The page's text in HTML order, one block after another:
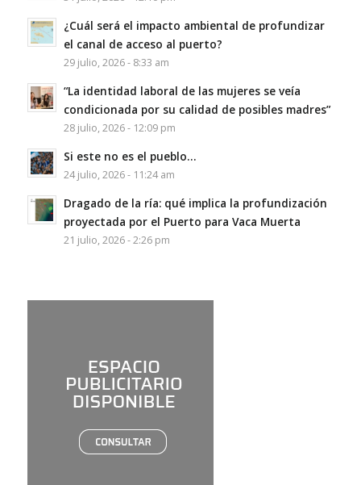
¿Cuál será el impacto ambiental de profundizar
el canal de acceso al puerto?
29 julio, 2026 - 8:33 am
“La identidad laboral de las mujeres se veía
condicionada por su calidad de posibles madres”
28 julio, 2026 - 12:09 pm
Si este no es el pueblo…
24 julio, 2026 - 11:24 am
Dragado de la ría: qué implica la profundización
proyectada por el Puerto para Vaca Muerta
21 julio, 2026 - 2:26 pm